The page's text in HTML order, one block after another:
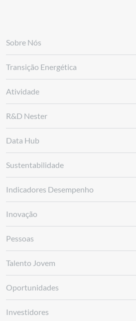
Sobre Nós
Transição Energética
Atividade
R&D Nester
Data Hub
Sustentabilidade
Indicadores Desempenho
Inovação
Pessoas
Talento Jovem
Oportunidades
Investidores